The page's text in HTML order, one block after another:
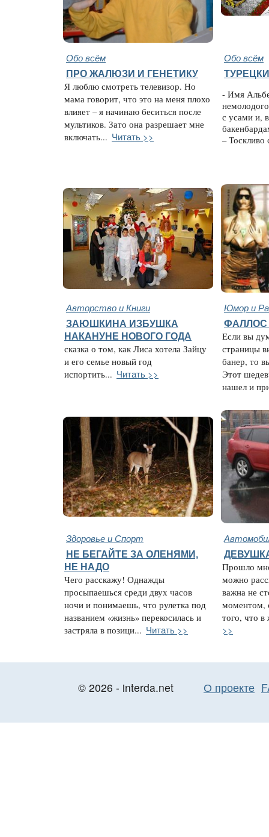
Обо всём Обо всём
ПРО ЖАЛЮЗИ И ГЕНЕТИКУ
Я люблю смотреть телевизор. Но
мама говорит, что это на меня плохо
влияет – я начинаю беситься после
мультиков. Зато она разрешает мне
включать... Читать >>
- Имя
с усами и,
– Тоскливо
Авторство и Книги Юмор и
ЗАЮШКИНА ИЗБУШКА
НАКАНУНЕ НОВОГО ГОДА
сказка о том, как Лиса хотела Зайцу
и его семье новый год
испортить... Читать >>
ФАЛЛОС
Если вы
страницы
банер, то
Этот
нашел и
Здоровье и Спорт
НЕ БЕГАЙТЕ ЗА ОЛЕНЯМИ,
НЕ НАДО
Чего расскажу! Однажды
просыпаешься среди двух часов
ночи и понимаешь, что рулетка под
названием «жизнь» перекосилась и
застряла в позици... Читать >>
Прошло
можно
важна не
моментом,
того, что
>>
© 2026 - interda.net О проекте